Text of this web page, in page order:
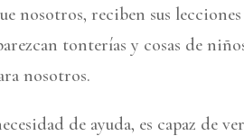
nosotros, reciben sus
tonterías y cosas de
nosotros.
de ayuda, es capaz de